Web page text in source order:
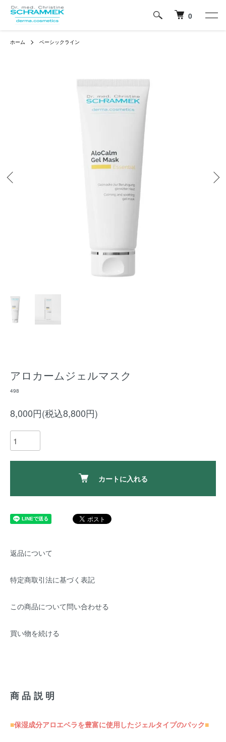
0
ホーム ベーシックライン
アロカームジェルマスク
498
8,000円(税込8,800円)
カートに入れる
返品について
特定商取引法に基づく表記
この商品について問い合わせる
買い物を続ける
商品説明
■保湿成分アロエベラを豊富に使用したジェルタイプのパック■